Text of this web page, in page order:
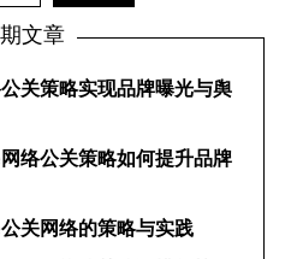
文章
关策略实现品牌曝光与舆
络公关策略如何提升品牌
关网络的策略与实践